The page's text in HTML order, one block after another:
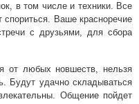
в том числе и техники. Все
спориться. Ваше красноречие
с друзьями, для сбора
от любых новшеств, нельзя
Будут удачно складываться
Общение пойдет